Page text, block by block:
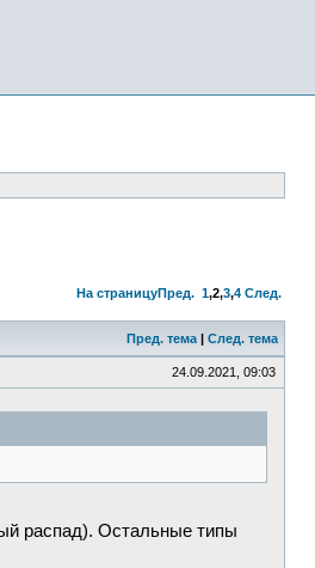
На страницуПред. 1,2,3,4 След.
Пред. тема | След. тема
24.09.2021, 09:03
распад). Остальные типы